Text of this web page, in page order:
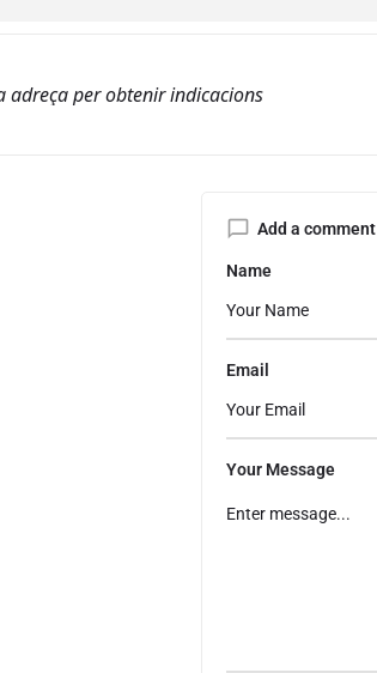
Add a comment
Name
Email
Your Message